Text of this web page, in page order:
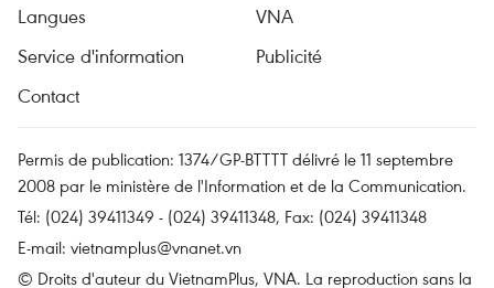
Langues
VNA
Service d'information
Publicité
Contact
Permis de publication: 1374/GP-BTTTT délivré le 11 septembre
2008 par le ministère de l'Information et de la Communication.
Tél: (024) 39411349 - (024) 39411348, Fax: (024) 39411348
E-mail: vietnamplus@vnanet.vn
© Droits d'auteur du VietnamPlus, VNA. La reproduction sans la